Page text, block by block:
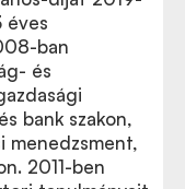
éves
ban
és
bank szakon,
2011-ben